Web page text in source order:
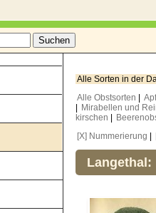
Alle Sorten in der
Alle Obstsorten
Mirabellen und
kirschen
[X] Nummerierung
Langethal: